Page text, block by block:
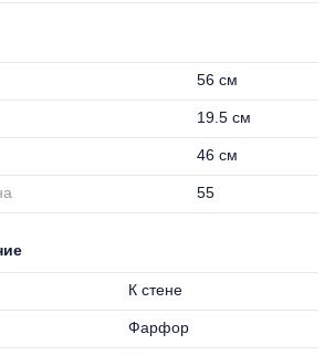
56 см
19.5 см
46 см
55
К стене
Фарфор